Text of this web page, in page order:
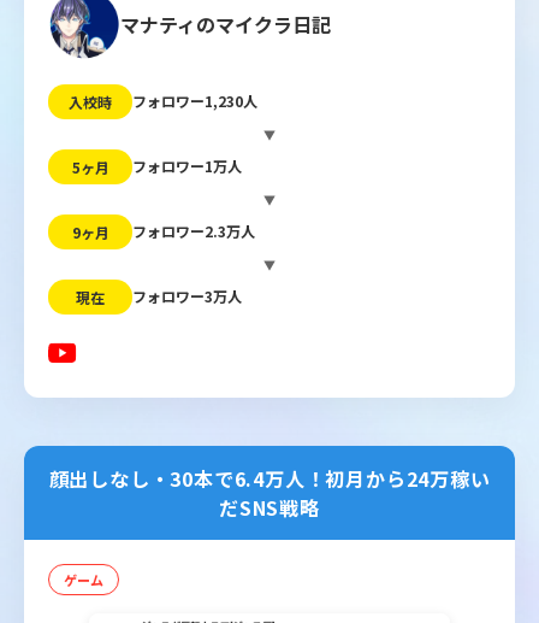
マナティのマイクラ日記
入校時 フォロワー1,230人
▼
5ヶ月 フォロワー1万人
▼
9ヶ月 フォロワー2.3万人
▼
現在 フォロワー3万人
顔出しなし・30本で6.4万人！初月から24万稼い
だSNS戦略
ゲーム